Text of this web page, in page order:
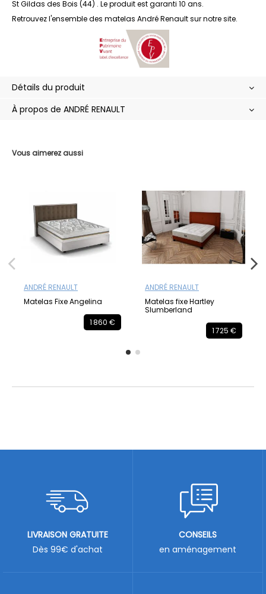
Vous aimerez aussi
ANDRÉ RENAULT
Matelas Fixe Angelina
1 860 €
ANDRÉ RENAULT
Matelas fixe Hartley
Slumberland
1 725 €
St Gildas des Bois (44) . Le produit est garanti 10 ans.
Retrouvez l'ensemble des matelas André Renaultsur notre site.
Détails du produit
À propos de ANDRÉ RENAULT
LIVRAISON GRATUITE
Dès 99€ d'achat
CONSEILS
en aménagement